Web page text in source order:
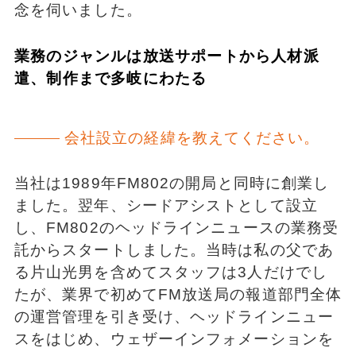
念を伺いました。
業務のジャンルは放送サポートから人材派
遣、制作まで多岐にわたる
会社設立の経緯を教えてください。
当社は1989年FM802の開局と同時に創業し
ました。翌年、シードアシストとして設立
し、FM802のヘッドラインニュースの業務受
託からスタートしました。当時は私の父であ
る片山光男を含めてスタッフは3人だけでし
たが、業界で初めてFM放送局の報道部門全体
の運営管理を引き受け、ヘッドラインニュー
スをはじめ、ウェザーインフォメーションを